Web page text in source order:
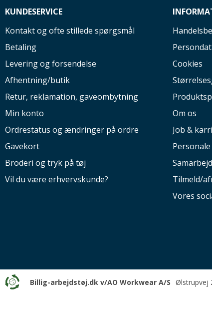
KUNDESERVICE
Kontakt og ofte stillede spørgsmål
Betaling
Levering og forsendelse
Afhentning/butik
Retur, reklamation, gaveombytning
Min konto
Ordrestatus og ændringer på ordre
Gavekort
Broderi og tryk på tøj
Vil du være erhvervskunde?
Cookies
Om os
Job &
Personale
Tilmeld/
Vores
Billig-arbejdstøj.dk v/AO Workwear A/S Ølstrupvej